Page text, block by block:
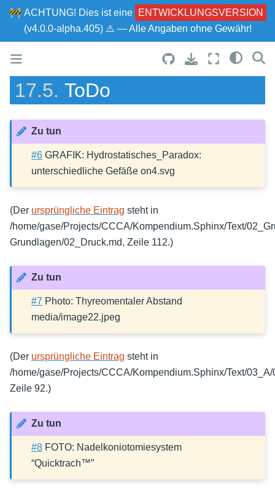
🚧 ACHTUNG! Dies ist eine
ENTWICKLUNGSVERSION
(v4.0.0-alpha.405) ⚠ — Alle Angaben ohne Gewähr!
17.5. ToDo
Zu tun
#6 GRAFIK: Hydrostatisches_Paradox:
unterschiedliche Gefäße on4.svg
(Der ursprüngliche Eintrag steht in
/home/gase/Projects/CCCA/Kompendium.Sphinx/Text/
Grundlagen/02_Druck.md, Zeile 112.)
Zu tun
#7 Photo: Thyreomentaler Abstand
media/image22.jpeg
(Der ursprüngliche Eintrag steht in
/home/gase/Projects/CCCA/Kompendium.Sphinx/Text/
Zeile 92.)
Zu tun
#8 FOTO: Nadelkoniotomiesystem
“Quicktrach™”